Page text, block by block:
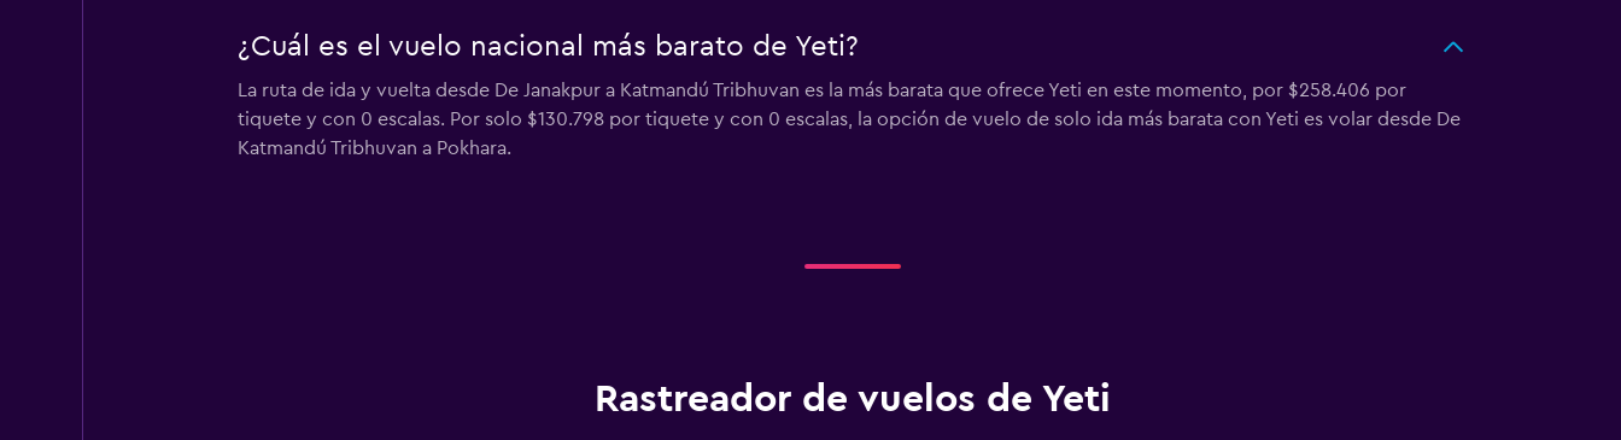
¿Cuál es el vuelo nacional más barato de Yeti?
La ruta de ida y vuelta desde De Janakpur a Katmandú Tribhuvan es la más barata que ofrece Yeti en este momento, por $258.406 por
tiquete y con 0 escalas. Por solo $130.798 por tiquete y con 0 escalas, la opción de vuelo de solo ida más barata con Yeti es volar desde De
Katmandú Tribhuvan a Pokhara.
Rastreador de vuelos de Yeti